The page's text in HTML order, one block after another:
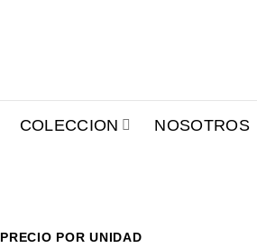
COLECCION NOSOTROS
PRECIO POR UNIDAD